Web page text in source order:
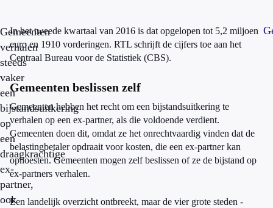
Gemeenten
verhalen
steeds
vaker
een
bijstandsuitkering
op
een
draagkrachtige
ex-
partner,
ook
In het tweede kwartaal van 2016 is dat opgelopen tot 5,2 miljoen
euro en 1910 vorderingen. RTL schrijft de cijfers toe aan het
Centraal Bureau voor de Statistiek (CBS).
Gemeenten beslissen zelf
Gemeenten hebben het recht om een bijstandsuitkering te
verhalen op een ex-partner, als die voldoende verdient.
Gemeenten doen dit, omdat ze het onrechtvaardig vinden dat de
belastingbetaler opdraait voor kosten, die een ex-partner kan
ophoesten. Gemeenten mogen zelf beslissen of ze de bijstand op
ex-partners verhalen.
Een landelijk overzicht ontbreekt, maar de vier grote steden -